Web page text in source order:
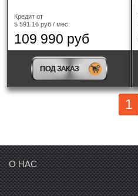
Кредит от
5 591.16 руб / мес.
109 990 руб
ПОД ЗАКАЗ
1
О НАС